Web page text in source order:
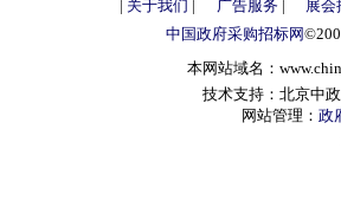
| 关于我们 | 广告服务| 展会
中国政府采购招标网
本网站域名：
技术支持：北京中
网站管理： 政